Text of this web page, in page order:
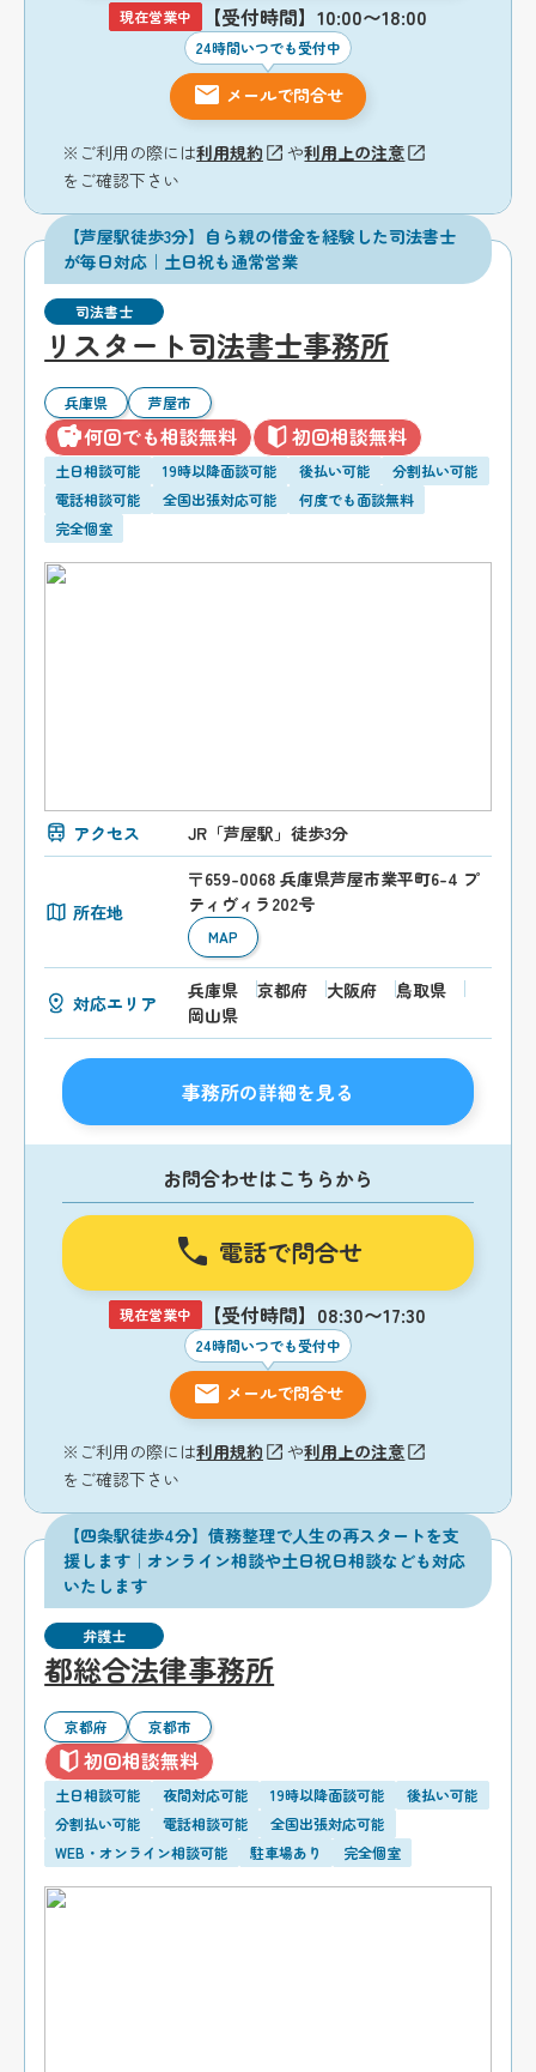
現在営業中 【受付時間】10:00〜18:00
24時間いつでも受付中
メールで問合せ
※ご利用の際には利用規約 や利用上の注意
をご確認下さい
【芦屋駅徒歩3分】自ら親の借金を経験した司法書士
が毎日対応｜土日祝も通常営業
司法書士
リスタート司法書士事務所
兵庫県 芦屋市
何回でも相談無料 初回相談無料
土日相談可能 19時以降面談可能 後払い可能
分割払い可能
電話相談可能
全国出張対応可能
何度でも面談無料
完全個室
アクセス JR「芦屋駅」徒歩3分
所在地
〒659-0068 兵庫県芦屋市業平町6-4 プ
ティヴィラ202号
MAP
対応エリア
兵庫県 京都府 大阪府
鳥取県
岡山県
事務所の詳細を見る
お問合わせはこちらから
電話で問合せ
現在営業中 【受付時間】08:30〜17:30
24時間いつでも受付中
メールで問合せ
※ご利用の際には利用規約 や利用上の注意
をご確認下さい
【四条駅徒歩4分】債務整理で人生の再スタートを支
援します｜オンライン相談や土日祝日相談なども対応
いたします
弁護士
都総合法律事務所
京都府 京都市
初回相談無料
土日相談可能 夜間対応可能 19時以降面談可能
後払い可能
分割払い可能
電話相談可能
全国出張対応可能
WEB・オンライン相談可能
駐車場あり 完全個室